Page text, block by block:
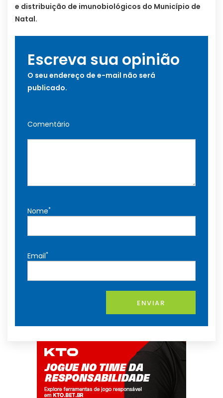
e distribuição de imunobiológicos do Município de
Natal.
Escreva sua opinião
O seu endereço de e-mail não será
publicado.
Comentário
Nome*
Email*
ENVIAR